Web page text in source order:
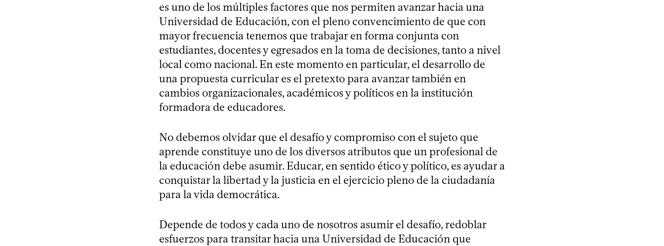
es uno de los múltiples factores que nos permiten avanzar hacia una
Universidad de Educación, con el pleno convencimiento de que con
mayor frecuencia tenemos que trabajar en forma conjunta con
estudiantes, docentes y egresados en la toma de decisiones, tanto a nivel
local como nacional. En este momento en particular, el desarrollo de
una propuesta curricular es el pretexto para avanzar también en
cambios organizacionales, académicos y políticos en la institución
formadora de educadores.
No debemos olvidar que el desafío y compromiso con el sujeto que
aprende constituye uno de los diversos atributos que un profesional de
la educación debe asumir. Educar, en sentido ético y político, es ayudar a
conquistar la libertad y la justicia en el ejercicio pleno de la ciudadanía
para la vida democrática.
Depende de todos y cada uno de nosotros asumir el desafío, redoblar
esfuerzos para transitar hacia una Universidad de Educación que